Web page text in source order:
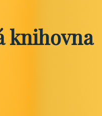
knihovna